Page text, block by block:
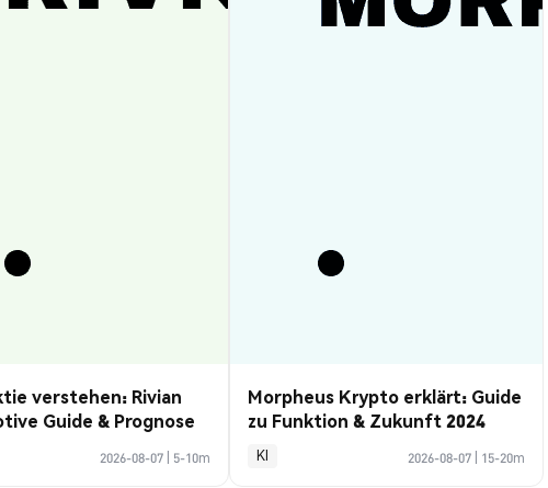
verstehen: Rivian
Guide & Prognose
2026-08-07 5-10m
Morpheus Krypto erklärt: Guide
zu Funktion & Zukunft 2024
KI 2026-08-07 15-20m